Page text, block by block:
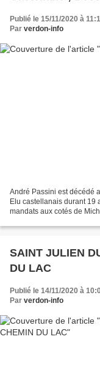
Publié le 15/11/2020 à
Par verdon-info
André Passini est décédé
Elu castellanais durant 19
mandats aux cotés de
SAINT JULIEN
DU LAC
Publié le 14/11/2020 à
Par verdon-info